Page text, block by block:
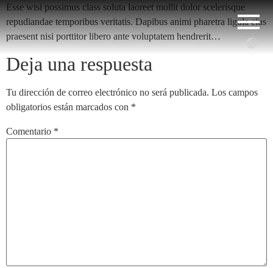
Esse wisi possimus class soluta laoreet mollit dolor scelerisque
repudiandae temporibus veritatis. Dapibus animi pharetra ligula eius
praesent nisi porttitor libero ante voluptatem hendrerit…
Deja una respuesta
Tu dirección de correo electrónico no será publicada. Los campos
obligatorios están marcados con *
Comentario *